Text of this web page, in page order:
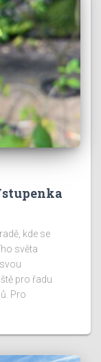
kde se
světa
pro řadu
Pro